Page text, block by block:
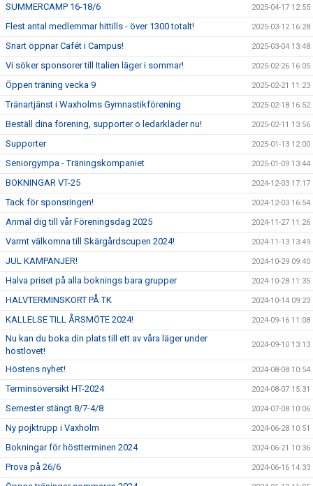
SUMMERCAMP 16-18/6 2025-04-17 12:55
Flest antal medlemmar hittills - över 1300 totalt! 2025-03-12 16:28
Snart öppnar Cafét i Campus! 2025-03-04 13:48
Vi söker sponsorer till Italien läger i sommar! 2025-02-26 16:05
Öppen träning vecka 9 2025-02-21 11:23
Tränartjänst i Waxholms Gymnastikförening 2025-02-18 16:52
Beställ dina förening, supporter o ledarkläder nu! 2025-02-11 13:56
Supporter 2025-01-13 12:00
Seniorgympa - Träningskompaniet 2025-01-09 13:44
BOKNINGAR VT-25 2024-12-03 17:17
Tack för sponsringen! 2024-12-03 16:54
Anmäl dig till vår Föreningsdag 2025 2024-11-27 11:26
Varmt välkomna till Skärgårdscupen 2024! 2024-11-13 13:49
JUL KAMPANJER! 2024-10-29 09:40
Halva priset på alla boknings bara grupper 2024-10-28 11:35
HALVTERMINSKORT PÅ TK 2024-10-14 09:23
KALLELSE TILL ÅRSMÖTE 2024! 2024-09-16 11:08
Nu kan du boka din plats till ett av våra läger under
höstlovet!
2024-09-10 13:13
Höstens nyhet! 2024-08-08 10:54
Terminsöversikt HT-2024 2024-08-07 15:31
Semester stängt 8/7-4/8 2024-07-08 10:06
Ny pojktrupp i Vaxholm 2024-06-28 10:51
Bokningar för höstterminen 2024 2024-06-21 10:36
Prova på 26/6 2024-06-16 14:33